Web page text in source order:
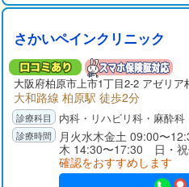
さかいペインクリニック
大阪府柏原市上市1丁目2-2 アゼリア
大和路線 柏原駅 徒歩2分
内科・リハビリ科・麻酔科
月火水木金土 09:00〜
木 14:30〜17:30 日・
確認をおすすめします